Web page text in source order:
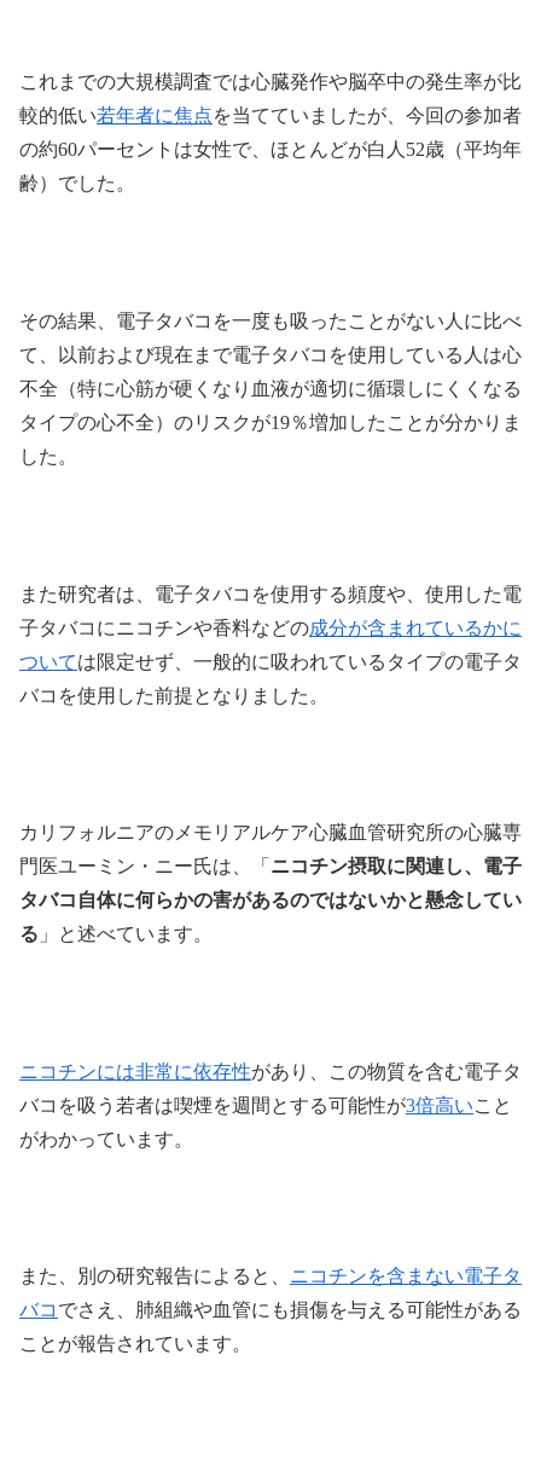
これまでの大規模調査では心臓発作や脳卒中の発生率が比
較的低い若年者に焦点を当てていましたが、今回の参加者
の約60パーセントは女性で、ほとんどが白人52歳（平均年
齢）でした。
その結果、電子タバコを一度も吸ったことがない人に比べ
て、以前および現在まで電子タバコを使用している人は心
不全（特に心筋が硬くなり血液が適切に循環しにくくなる
タイプの心不全）のリスクが19％増加したことが分かりま
した。
また研究者は、電子タバコを使用する頻度や、使用した電
子タバコにニコチンや香料などの成分が含まれているかに
ついては限定せず、一般的に吸われているタイプの電子タ
バコを使用した前提となりました。
カリフォルニアのメモリアルケア心臓血管研究所の心臓専
門医ユーミン・ニー氏は、「 ニコチン摂取に関連し、電子
タバコ自体に何らかの害があるのではないかと懸念してい
る 」と述べています。
ニコチンには非常に依存性があり、この物質を含む電子タ
バコを吸う若者は喫煙を週間とする可能性が3倍高いこと
がわかっています。
また、別の研究報告によると、 ニコチンを含まない電子タ
バコ でさえ、肺組織や血管にも損傷を与える可能性がある
ことが報告されています。